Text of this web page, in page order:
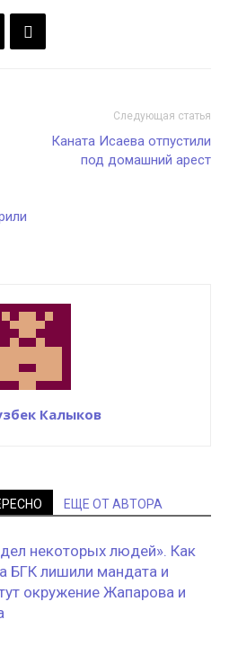
Следующая статья
Каната Исаева отпустили
под домашний арест
Калыков
ЕЩЕ ОТ АВТОРА
некоторых людей». Как
БГК лишили мандата и
окружение Жапарова и